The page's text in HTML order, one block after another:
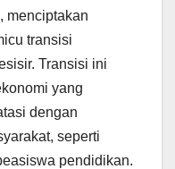
menciptakan
transisi
Transisi ini
yang
dengan
seperti
pendidikan.